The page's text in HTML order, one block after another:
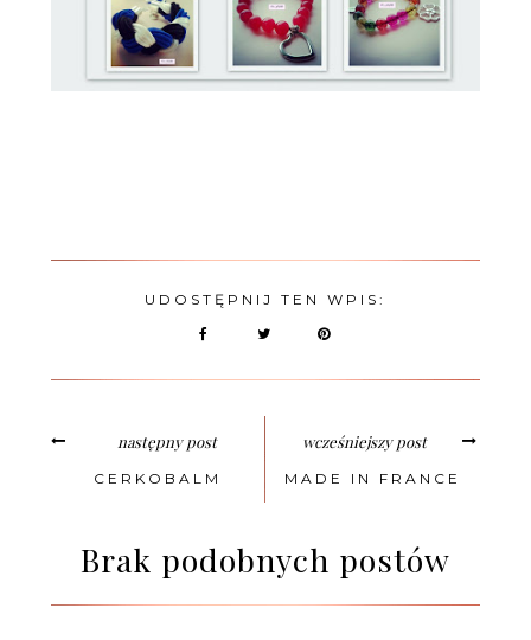
UDOSTĘPNIJ TEN WPIS:
następny post
CERKOBALM
wcześniejszy post
MADE IN FRANCE
Brak podobnych postów